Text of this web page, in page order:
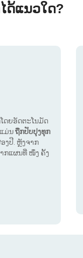
ດ້ແນວໃດ?
ດຍອັດຕະໂນມັດ
ມ່ນຖືກປັບປຸງທຸກ
ງປີ. ຫຼັງຈາກ
ກແຜນທີ່ ໜຶ່ງ ຄັ້ງ